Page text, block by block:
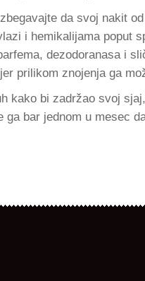
da svoj nakit
i hemikalijama poput
dezodoranasa i
prilikom znojenja ga
kako bi zadržao svoj
ga bar jednom u mesec